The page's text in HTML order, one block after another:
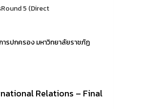
5 (Direct
ารปกครอง มหาวิทยาลัยราชภัฏ
Relations – Final